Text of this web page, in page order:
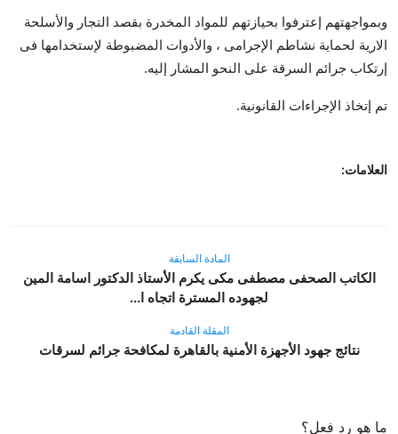
وبمواجهتهم إعترفوا بحيازتهم للمواد المخدرة بقصد التجار والأسلحة
الارية لحماية نشاطم الإجرامى ، والأدوات المضبوطة لإستخدامها فى
إرتكاب جرائم السرقة على النحو المشار إليه.
تم إتخاذ الإجراءات القانونية.
العلامات:
المادة السابقة
الكاتب الصحفى مصطفى مكى يكرم الأستاذ الدكتور اسامة المين
لجهوده المسترة اتجاه ا...
المقلة القادمة
نتائج جهود الأجهزة الأمنية بالقاهرة لمكافحة جرائم لسرقات
ما هو رد فعل؟